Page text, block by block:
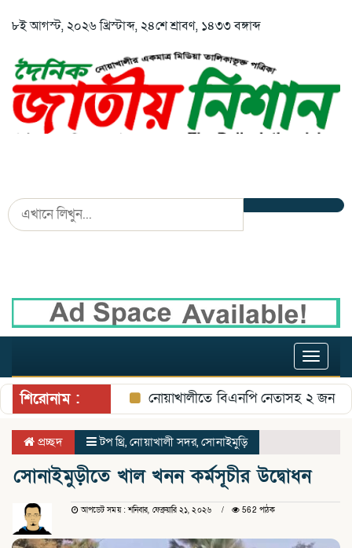
৮ই আগস্ট, ২০২৬ খ্রিস্টাব্দ, ২৪শে শ্রাবণ, ১৪৩৩ বঙ্গাব্দ
Toggle
শিরোনাম : নোয়াখালীতে বিএনপি নেতাসহ ২ জন
প্রচ্ছদ টপ থ্রি,নোয়াখালী সদর,সোনাইমুড়ি
সোনাইমুড়ীতে খাল খনন কর্মসূচীর উদ্বোধন
আপডেট সময় : শনিবার, ফেব্রুয়ারি ২১, ২০২৬ 562 পাঠক